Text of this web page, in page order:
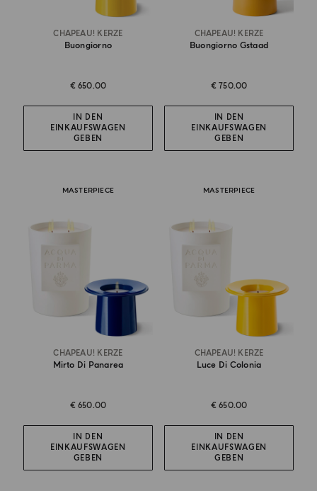
CHAPEAU! KERZE
Buongiorno
€ 650.00
IN DEN
EINKAUFSWAGEN
GEBEN
CHAPEAU! KERZE
Buongiorno Gstaad
€ 750.00
IN DEN
EINKAUFSWAGEN
GEBEN
MASTERPIECE
CHAPEAU! KERZE
Mirto Di Panarea
€ 650.00
IN DEN
EINKAUFSWAGEN
GEBEN
MASTERPIECE
CHAPEAU! KERZE
Luce Di Colonia
€ 650.00
IN DEN
EINKAUFSWAGEN
GEBEN